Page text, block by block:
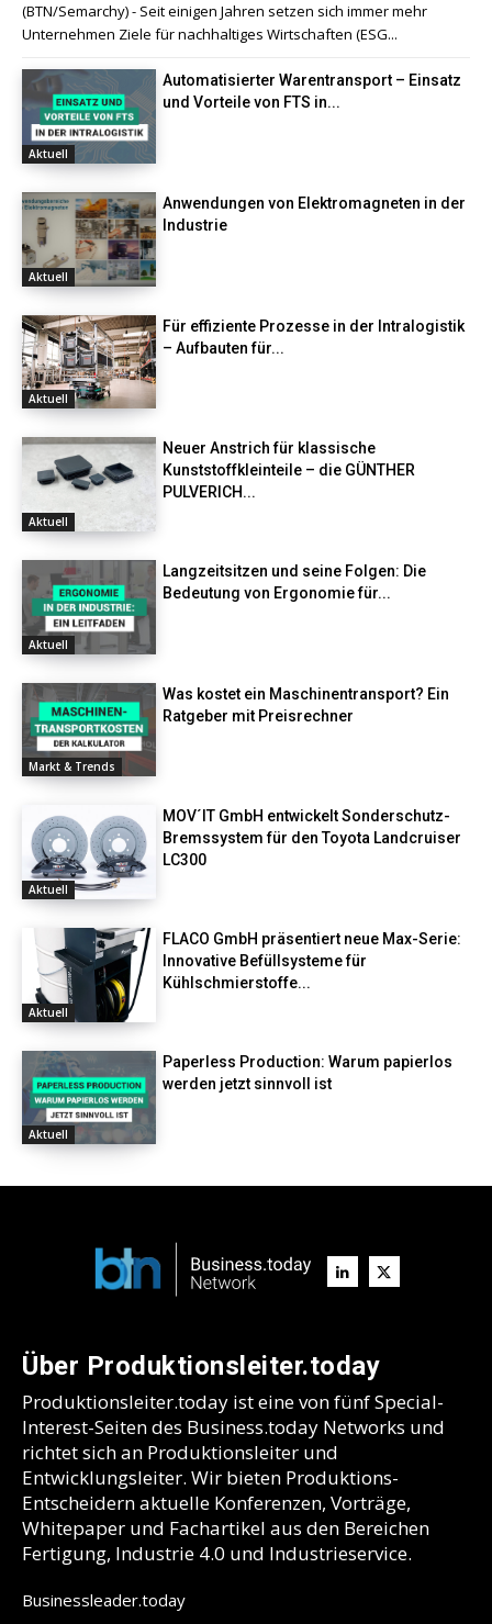
(BTN/Semarchy) - Seit einigen Jahren setzen sich immer mehr
Unternehmen Ziele für nachhaltiges Wirtschaften (ESG...
Aktuell
Automatisierter Warentransport – Einsatz
und Vorteile von FTS in...
Aktuell
Anwendungen von Elektromagneten in der
Industrie
Aktuell
Für effiziente Prozesse in der Intralogistik
– Aufbauten für...
Aktuell
Neuer Anstrich für klassische
Kunststoffkleinteile – die GÜNTHER
PULVERICH...
Aktuell
Langzeitsitzen und seine Folgen: Die
Bedeutung von Ergonomie für...
Markt & Trends
Was kostet ein Maschinentransport? Ein
Ratgeber mit Preisrechner
Aktuell
MOV´IT GmbH entwickelt Sonderschutz-
Bremssystem für den Toyota Landcruiser
LC300
Aktuell
FLACO GmbH präsentiert neue Max-Serie:
Innovative Befüllsysteme für
Kühlschmierstoffe...
Aktuell
Paperless Production: Warum papierlos
werden jetzt sinnvoll ist
Über Produktionsleiter.today
Produktionsleiter.today ist eine von fünf Special-
Interest-Seiten des Business.today Networks und
richtet sich an Produktionsleiter und
Entwicklungsleiter. Wir bieten Produktions-
Entscheidern aktuelle Konferenzen, Vorträge,
Whitepaper und Fachartikel aus den Bereichen
Fertigung, Industrie 4.0 und Industrieservice.
Businessleader.today